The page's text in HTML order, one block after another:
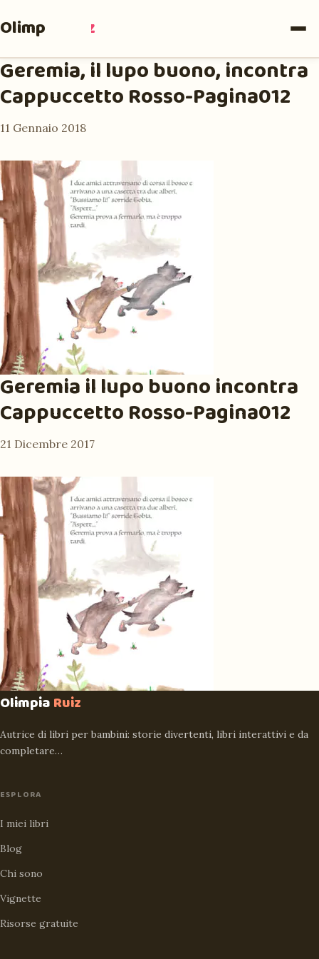
Olimpia Ruiz
Geremia, il lupo buono, incontra
Cappuccetto Rosso-Pagina012
11 Gennaio 2018
Geremia il lupo buono incontra
Cappuccetto Rosso-Pagina012
21 Dicembre 2017
OlimpiaRuiz
Autrice di libri per bambini: storie divertenti, libri interattivi e da
completare…
ESPLORA
I miei libri
Blog
Chi sono
Vignette
Risorse gratuite